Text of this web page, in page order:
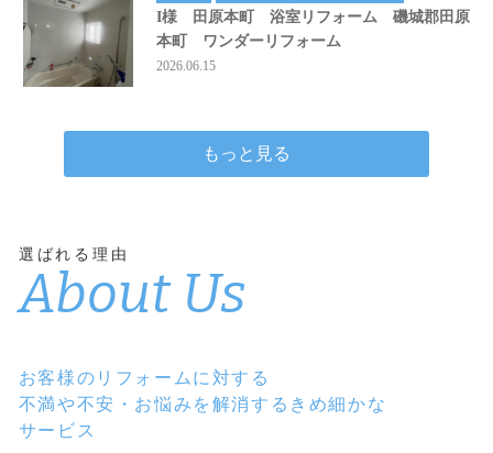
I様 田原本町 浴室リフォーム 磯城郡田原
本町 ワンダーリフォーム
2026.06.15
もっと見る
選ばれる理由
About Us
お客様のリフォームに対する
不満や不安・お悩みを解消するきめ細かな
サービス